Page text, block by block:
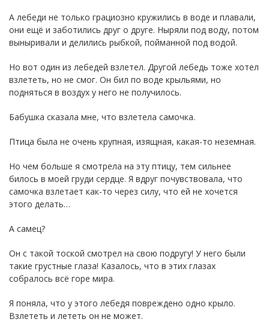
А лебеди не только грациозно кружились в воде и плавали,
они ещё и заботились друг о друге. Ныряли под воду, потом
выныривали и делились рыбкой, пойманной под водой.
Но вот один из лебедей взлетел. Другой лебедь тоже хотел
взлететь, но не смог. Он бил по воде крыльями, но
подняться в воздух у него не получилось.
Бабушка сказала мне, что взлетела самочка.
Птица была не очень крупная, изящная, какая-то неземная.
Но чем больше я смотрела на эту птицу, тем сильнее
билось в моей груди сердце. Я вдруг почувствовала, что
самочка взлетает как-то через силу, что ей не хочется
этого делать…
А самец?
Он с такой тоской смотрел на свою подругу! У него были
такие грустные глаза! Казалось, что в этих глазах
собралось всё горе мира.
Я поняла, что у этого лебедя повреждено одно крыло.
Взлететь и лететь он не может.